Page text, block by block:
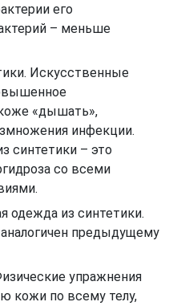
его
– меньше
Искусственные
«дышать»,
инфекции.
синтетики – это
со всеми
одежда из синтетики.
предыдущему
упражнения
кожи по всему телу,